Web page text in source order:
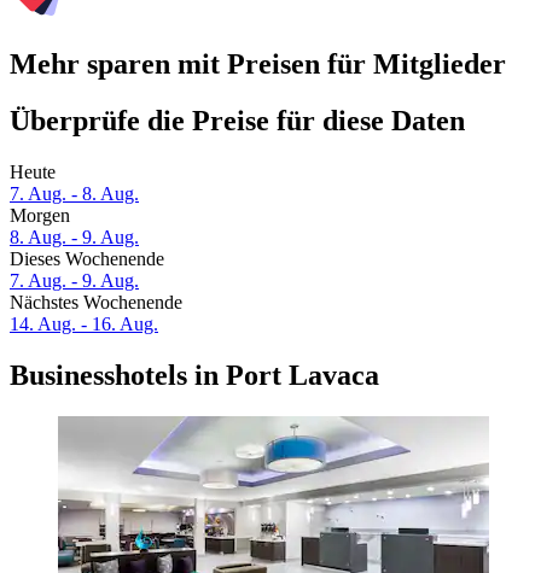
Mehr sparen mit Preisen für Mitglieder
Überprüfe die Preise für diese Daten
Heute
7. Aug. - 8. Aug.
Morgen
8. Aug. - 9. Aug.
Dieses Wochenende
7. Aug. - 9. Aug.
Nächstes Wochenende
14. Aug. - 16. Aug.
Businesshotels in Port Lavaca